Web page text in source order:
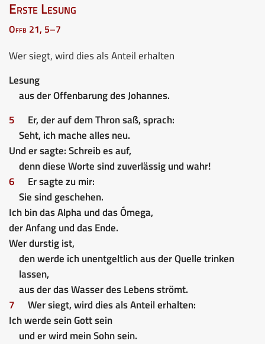
Erste Lesung
Offb 21, 5–7
Wer siegt, wird dies als Anteil erhalten
Lesung
aus der Offenbarung des Johannes.
5
Er, der auf dem Thron saß, sprach:
Seht, ich mache alles neu.
Und er sagte: Schreib es auf,
denn diese Worte sind zuverlässig und wahr!
6
Er sagte zu mir:
Sie sind geschehen.
Ich bin das Alpha und das Ómega,
der Anfang und das Ende.
Wer durstig ist,
den werde ich unentgeltlich aus der Quelle trinken
lassen,
aus der das Wasser des Lebens strömt.
7
Wer siegt, wird dies als Anteil erhalten:
Ich werde sein Gott sein
und er wird mein Sohn sein.